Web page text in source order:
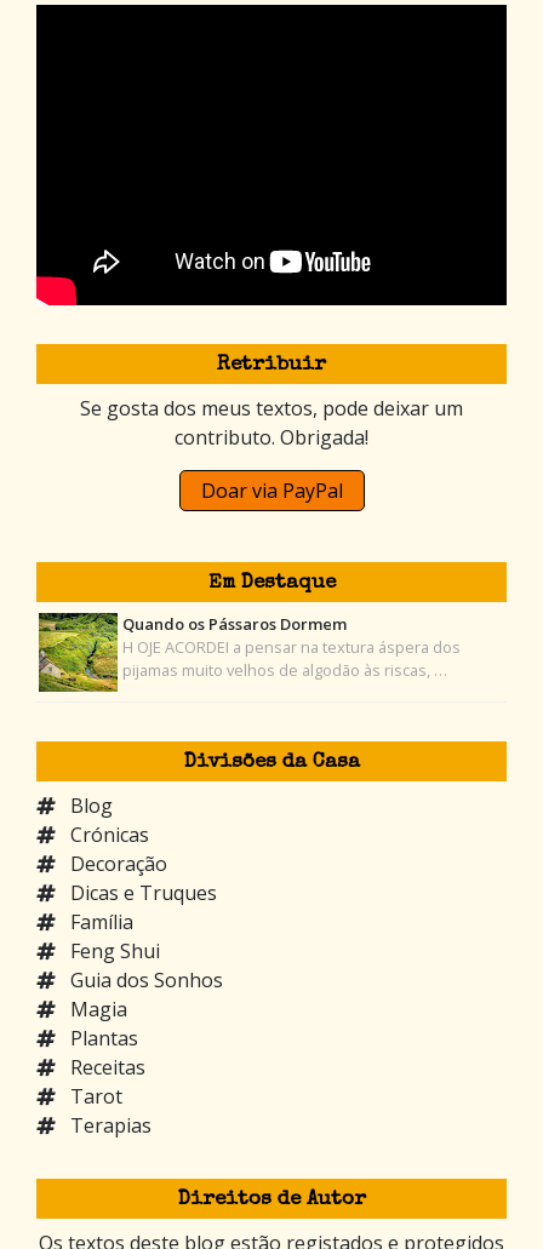
Retribuir
Se gosta dos meus textos, pode deixar um
contributo. Obrigada!
Doar via PayPal
Em Destaque
Quando os Pássaros Dormem
H OJE ACORDEI a pensar na textura áspera dos
pijamas muito velhos de algodão às riscas, …
Divisões da Casa
Blog
Crónicas
Decoração
Dicas e Truques
Família
Feng Shui
Guia dos Sonhos
Magia
Plantas
Receitas
Tarot
Terapias
Direitos de Autor
Os textos deste blog estão registados e protegidos